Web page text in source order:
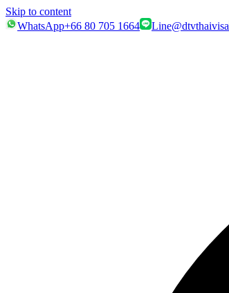
Skip to content
WhatsApp+66 80 705 1664 Line@dtvthaivisa